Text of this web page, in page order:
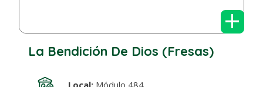
+
La Bendición De Dios (Fresas)
Local:Módulo 484